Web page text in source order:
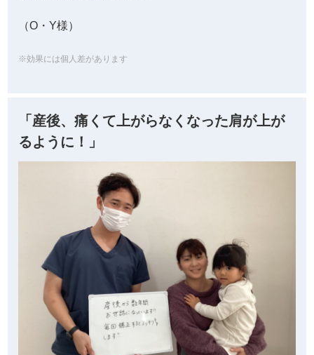
（O・Y様）
※効果には個人差があります
「産後、痛くて上がらなくなった肩が上が
るように！」